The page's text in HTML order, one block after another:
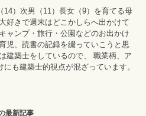
14）次男（11）長女（9）を育てる母
好きで週末はどこかしらへ出かけて
ャンプ・旅行・公園などのお出かけ
児、読書の記録を綴っていこうと思
建築士をしているので、 職業柄、ア
にも建築士的視点が混ざっています。
最新記事